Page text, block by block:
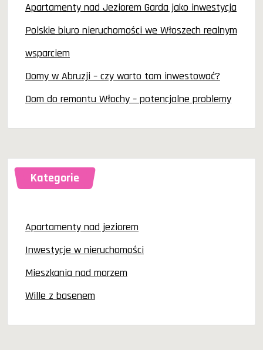
Apartamenty nad Jeziorem Garda jako inwestycja
Polskie biuro nieruchomości we Włoszech realnym
wsparciem
Domy w Abruzji – czy warto tam inwestować?
Dom do remontu Włochy – potencjalne problemy
Kategorie
Apartamenty nad jeziorem
Inwestycje w nieruchomości
Mieszkania nad morzem
Wille z basenem